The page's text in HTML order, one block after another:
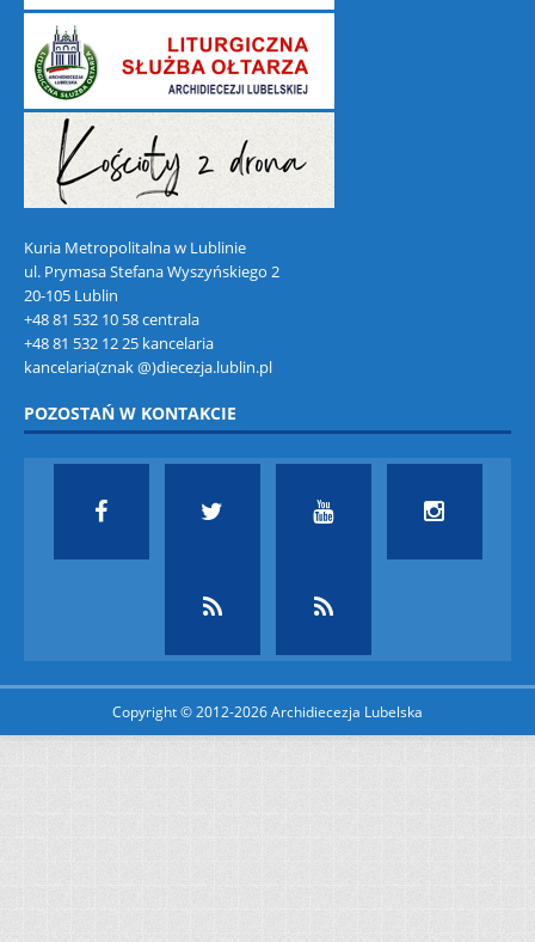
Kuria Metropolitalna w Lublinie
ul. Prymasa Stefana Wyszyńskiego 2
20-105 Lublin
+48 81 532 10 58 centrala
+48 81 532 12 25 kancelaria
kancelaria(znak @)diecezja.lublin.pl
POZOSTAŃ W KONTAKCIE
Copyright © 2012-2026 Archidiecezja Lubelska